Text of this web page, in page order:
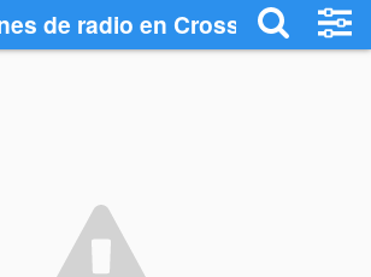
de radio en Crosshaven -